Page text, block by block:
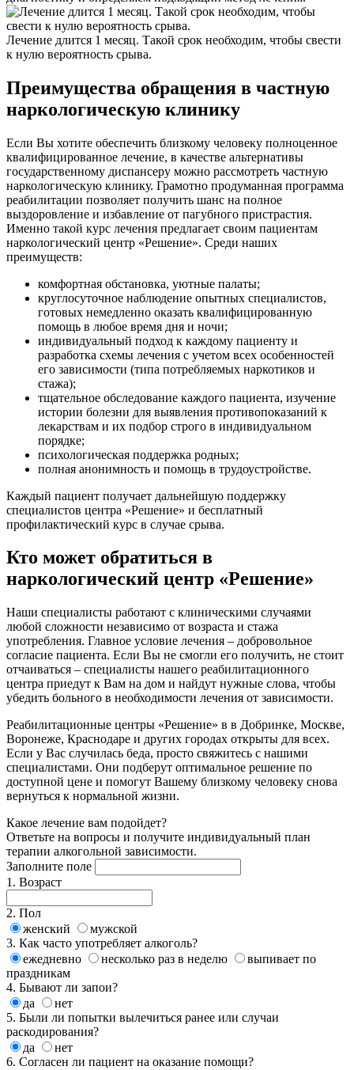
Лечение длится 1 месяц. Такой срок необходим, чтобы свести
к нулю вероятность срыва.
Преимущества обращения в частную
наркологическую клинику
Если Вы хотите обеспечить близкому человеку полноценное
квалифицированное лечение, в качестве альтернативы
государственному диспансеру можно рассмотреть частную
наркологическую клинику. Грамотно продуманная программа
реабилитации позволяет получить шанс на полное
выздоровление и избавление от пагубного пристрастия.
Именно такой курс лечения предлагает своим пациентам
наркологический центр «Решение». Среди наших
преимуществ:
комфортная обстановка, уютные палаты;
круглосуточное наблюдение опытных специалистов,
готовых немедленно оказать квалифицированную
помощь в любое время дня и ночи;
индивидуальный подход к каждому пациенту и
разработка схемы лечения с учетом всех особенностей
его зависимости (типа потребляемых наркотиков и
стажа);
тщательное обследование каждого пациента, изучение
истории болезни для выявления противопоказаний к
лекарствам и их подбор строго в индивидуальном
порядке;
психологическая поддержка родных;
полная анонимность и помощь в трудоустройстве.
Каждый пациент получает дальнейшую поддержку
специалистов центра «Решение» и бесплатный
профилактический курс в случае срыва.
Кто может обратиться в
наркологический центр «Решение»
Наши специалисты работают с клиническими случаями
любой сложности независимо от возраста и стажа
употребления. Главное условие лечения – добровольное
согласие пациента. Если Вы не смогли его получить, не стоит
отчаиваться – специалисты нашего реабилитационного
центра приедут к Вам на дом и найдут нужные слова, чтобы
убедить больного в необходимости лечения от зависимости.
Реабилитационные центры «Решение» в в Добринке, Москве,
Воронеже, Краснодаре и других городах открыты для всех.
Если у Вас случилась беда, просто свяжитесь с нашими
специалистами. Они подберут оптимальное решение по
доступной цене и помогут Вашему близкому человеку снова
вернуться к нормальной жизни.
Какое лечение вам подойдет?
Ответьте на вопросы и получите индивидуальный план
терапии алкогольной зависимости.
Заполните поле
1. Возраст
2. Пол
женский
мужской
3. Как часто употребляет алкоголь?
ежедневно
несколько раз в неделю
выпивает по
праздникам
4. Бывают ли запои?
да
нет
5. Были ли попытки вылечиться ранее или случаи
раскодирования?
да
нет
6. Согласен ли пациент на оказание помощи?